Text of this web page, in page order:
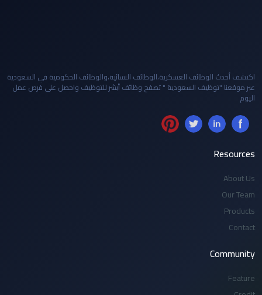
اكتشف أحدث الوظائف العسكرية،الوظائف النسائية،والوظائف الحكومية في السعودية
عبر موقعنا "توظيف السعودية " تصفح وظائف أبشر للتوظيف واحصل على فرص عمل
اليوم
Resources
About Us
Our Team
Products
Contact
Community
Feature